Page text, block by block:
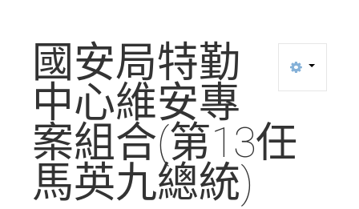
國安局特勤
中心維安專
案組合(第13任
馬英九總統)